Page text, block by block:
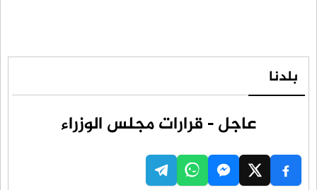
بلدنا
عاجل - قرارات مجلس الوزراء